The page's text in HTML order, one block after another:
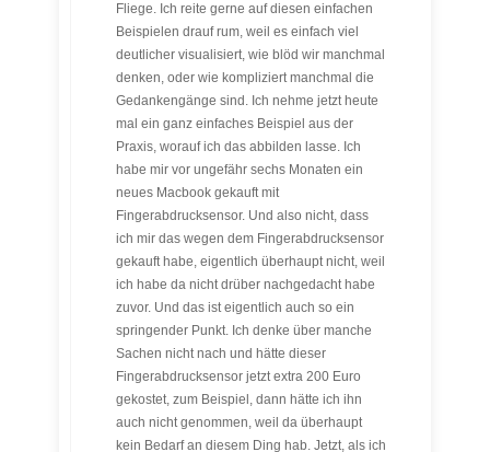
Fliege. Ich reite gerne auf diesen einfachen
Beispielen drauf rum, weil es einfach viel
deutlicher visualisiert, wie blöd wir manchmal
denken, oder wie kompliziert manchmal die
Gedankengänge sind. Ich nehme jetzt heute
mal ein ganz einfaches Beispiel aus der
Praxis, worauf ich das abbilden lasse. Ich
habe mir vor ungefähr sechs Monaten ein
neues Macbook gekauft mit
Fingerabdrucksensor. Und also nicht, dass
ich mir das wegen dem Fingerabdrucksensor
gekauft habe, eigentlich überhaupt nicht, weil
ich habe da nicht drüber nachgedacht habe
zuvor. Und das ist eigentlich auch so ein
springender Punkt. Ich denke über manche
Sachen nicht nach und hätte dieser
Fingerabdrucksensor jetzt extra 200 Euro
gekostet, zum Beispiel, dann hätte ich ihn
auch nicht genommen, weil da überhaupt
kein Bedarf an diesem Ding hab. Jetzt, als ich